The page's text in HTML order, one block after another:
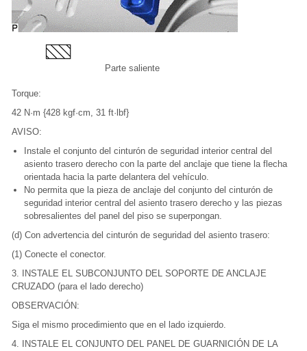
Parte saliente
Torque:
42 N·m {428 kgf·cm, 31 ft·lbf}
AVISO:
Instale el conjunto del cinturón de seguridad interior central del
asiento trasero derecho con la parte del anclaje que tiene la flecha
orientada hacia la parte delantera del vehículo.
No permita que la pieza de anclaje del conjunto del cinturón de
seguridad interior central del asiento trasero derecho y las piezas
sobresalientes del panel del piso se superpongan.
(d) Con advertencia del cinturón de seguridad del asiento trasero:
(1) Conecte el conector.
3. INSTALE EL SUBCONJUNTO DEL SOPORTE DE ANCLAJE
CRUZADO (para el lado derecho)
OBSERVACIÓN:
Siga el mismo procedimiento que en el lado izquierdo.
4. INSTALE EL CONJUNTO DEL PANEL DE GUARNICIÓN DE LA